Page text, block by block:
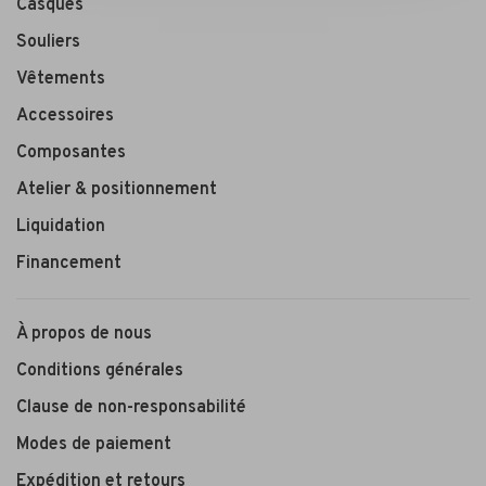
Casques
Souliers
Vêtements
Accessoires
Composantes
Atelier & positionnement
Liquidation
Financement
À propos de nous
Conditions générales
Clause de non-responsabilité
Modes de paiement
Expédition et retours